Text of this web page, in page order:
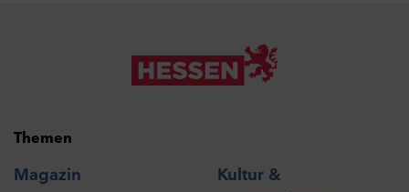
Themen
Magazin
Kultur &